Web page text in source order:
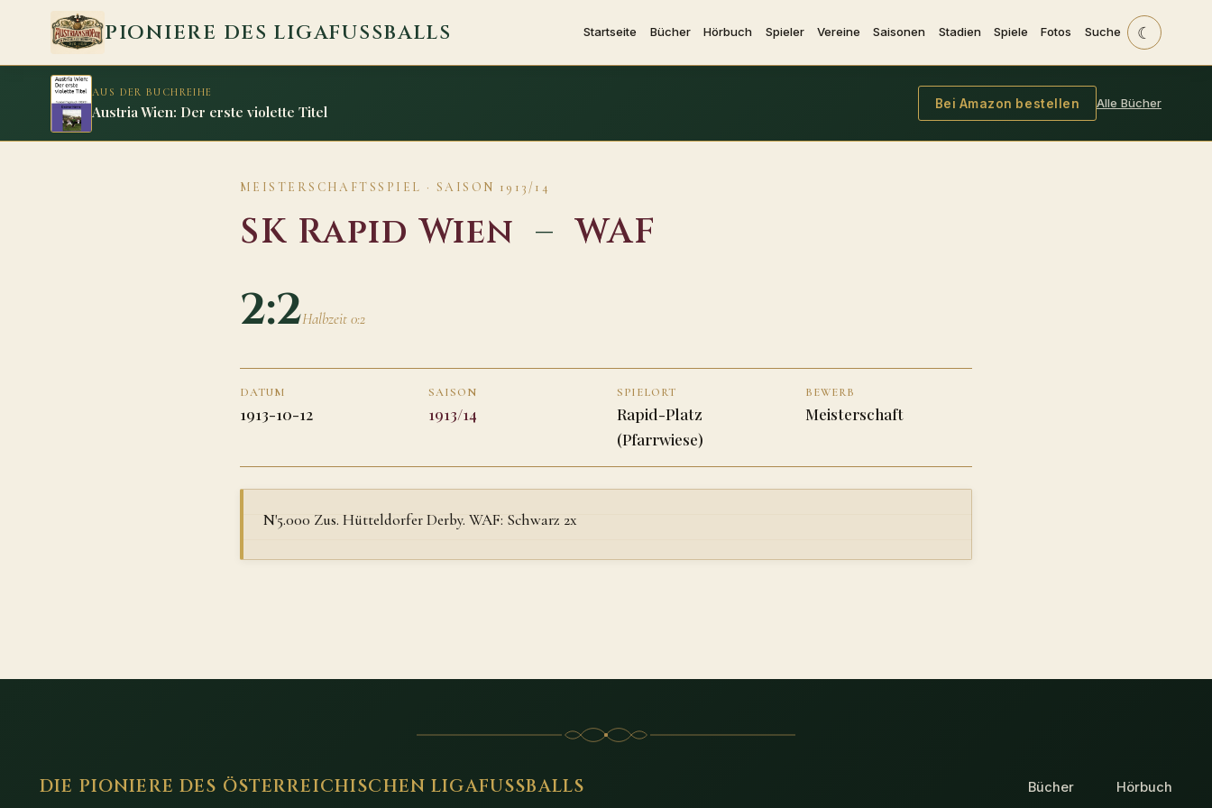
Zum Inhalt springen
PIONIERE DES LIGAFUSSBALLS Startseite Bücher Hörbuch Spieler Vereine Saisonen Stadien Spiele Fotos Suche ☾
AUS DER BUCHREIHE
Austria Wien: Der erste violette Titel Bei Amazon bestellen Alle Bücher
MEISTERSCHAFTSSPIEL · SAISON 1913/14
SK Rapid Wien –WAF
2:2Halbzeit 0:2
DATUM
1913-10-12
SAISON
1913/14
SPIELORT
Rapid-Platz
(Pfarrwiese)
BEWERB
Meisterschaft
N'5.000 Zus. Hütteldorfer Derby. WAF: Schwarz 2x
DIE PIONIERE DES ÖSTERREICHISCHEN LIGAFUSSBALLS Bücher Hörbuch